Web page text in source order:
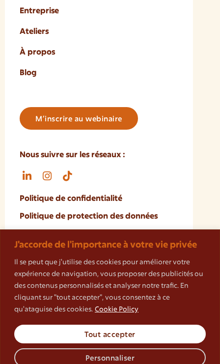
J'accorde de l'importance à votre vie privée
Il se peut que j'utilise des cookies pour améliorer votre
expérience de navigation, vous proposer des publicités ou
des contenus personnalisés et analyser notre trafic. En
cliquant sur "tout accepter", vous consentez à ce
qu'ataguise des cookies. Cookie Policy
Personnaliser
Tout accepter
Entreprise
Ateliers
À propos
Blog
M’inscrire au webinaire
Nous suivre sur les réseaux :
Politique de confidentialité
Politique de protection des données
Cookies
Règlement intérieur
Charte déontologique
Politique Handicap
Réalisé avec ♡ parAgence Cōam| Developpé
parYoel Zirah